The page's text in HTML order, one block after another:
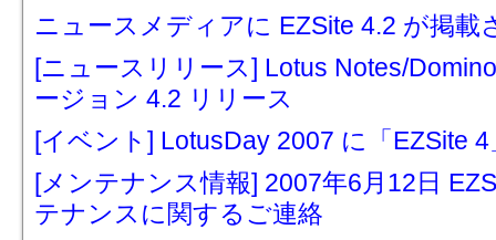
ニュースメディアに EZSite 4.2 が掲載
[ニュースリリース] Lotus Notes/
ージョン 4.2 リリース
[イベント] LotusDay 2007 に「EZSite
[メンテナンス情報] 2007年6月12日
テナンスに関するご連絡